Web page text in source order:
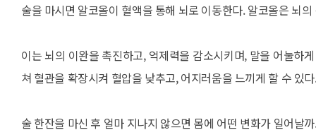
술을 마시면 알코올이 혈액을 통해 뇌로 이동한다. 알코올은 뇌
이는 뇌의 이완을 촉진하고, 억제력을 감소시키며, 말을 어눌하
쳐 혈관을 확장시켜 혈압을 낮추고, 어지러움을 느끼게 할 수 있
술 한잔을 마신 후 얼마 지나지 않으면 몸에 어떤 변화가 일어날